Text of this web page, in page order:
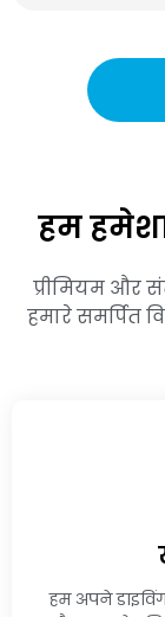
हम
प्रीमियम और
हमारे समर्पित
हम अपने